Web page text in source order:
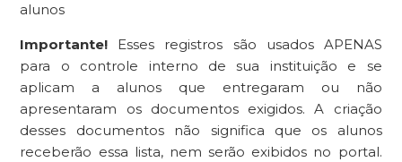
alunos
Importante! Esses registros são usados ​​APENAS
para o controle interno de sua instituição e se
aplicam a alunos que entregaram ou não
apresentaram os documentos exigidos. A criação
desses documentos não significa que os alunos
receberão essa lista, nem serão exibidos no portal.